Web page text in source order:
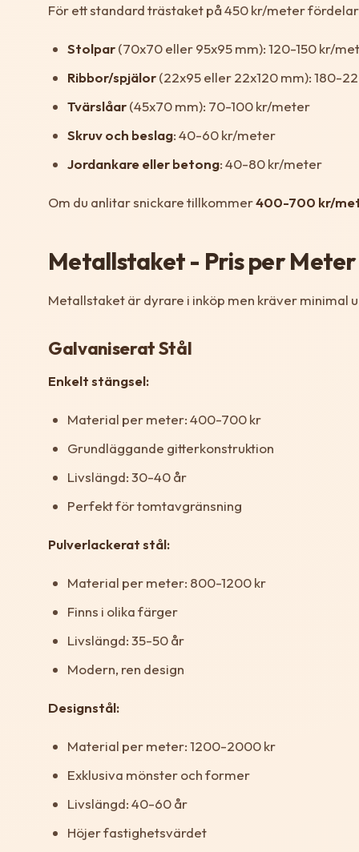
För ett standard trästaket på 450 kr/meter
Stolpar(70x70 eller 95x95 mm): 120-150 kr/
Ribbor/spjälor(22x95 eller 22x120 mm): 180-
Tvärslåar(45x70 mm): 70-100 kr/meter
Skruv och beslag: 40-60 kr/meter
Jordankare eller betong: 40-80 kr/meter
Om du anlitar snickare tillkommer400-700 kr/
Metallstaket - Pris per Meter
Metallstaket är dyrare i inköp men kräver minimal
Galvaniserat Stål
Enkelt stängsel:
Material per meter: 400-700 kr
Grundläggande gitterkonstruktion
Livslängd: 30-40 år
Perfekt för tomtavgränsning
Pulverlackerat stål:
Material per meter: 800-1200 kr
Finns i olika färger
Livslängd: 35-50 år
Modern, ren design
Designstål:
Material per meter: 1200-2000 kr
Exklusiva mönster och former
Livslängd: 40-60 år
Höjer fastighetsvärdet